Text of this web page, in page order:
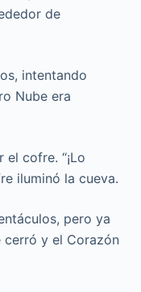
de
intentando
Nube era
cofre. “¡Lo
iluminó la cueva.
pero ya
cerró y el Corazón